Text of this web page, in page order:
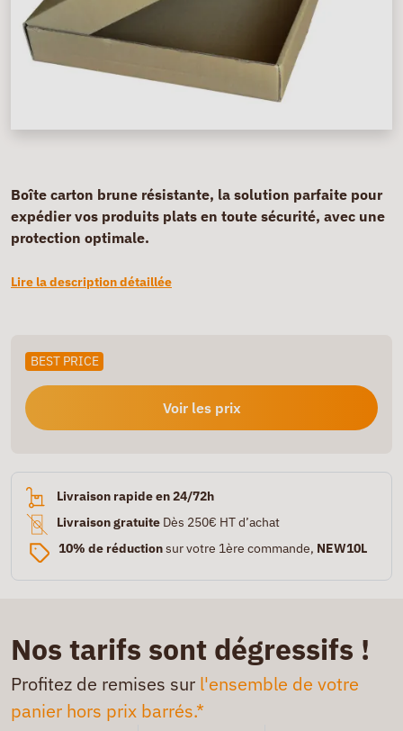
Boîte carton brune résistante, la solution parfaite pour
expédier vos produits plats en toute sécurité, avec une
protection optimale.
Lire la description détaillée
BEST PRICE
Voir les prix
Livraison rapide en 24/72h
Livraison gratuite Dès 250€ HT d’achat
10% de réductionsur votre 1ère commande, NEW10L
Nos tarifs sont dégressifs !
Profitez de remises sur l'ensemble de votre
panier hors prix barrés.*